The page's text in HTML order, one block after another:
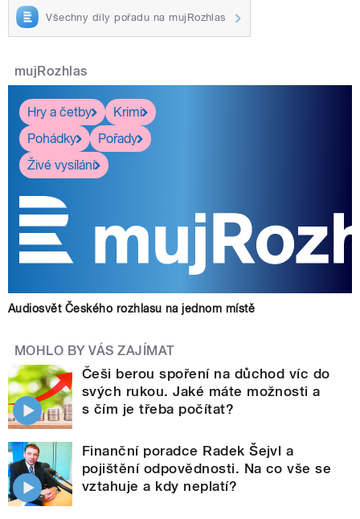
Všechny díly pořadu na mujRozhlas
mujRozhlas
Hry a četby
Krimi
Pohádky
Pořady
Živé vysílání
Audiosvět Českého rozhlasu na jednom místě
MOHLO BY VÁS ZAJÍMAT
Češi berou spoření na důchod víc do
svých rukou. Jaké máte možnosti a
s čím je třeba počítat?
Finanční poradce Radek Šejvl a
pojištění odpovědnosti. Na co vše se
vztahuje a kdy neplatí?